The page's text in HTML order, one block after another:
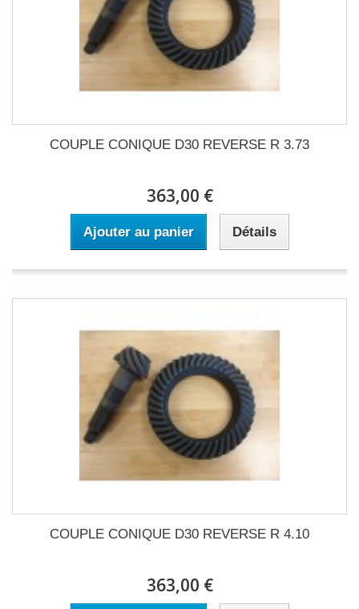
COUPLE CONIQUE D30 REVERSE R 3.73
363,00 €
Ajouter au panier Détails
COUPLE CONIQUE D30 REVERSE R 4.10
363,00 €